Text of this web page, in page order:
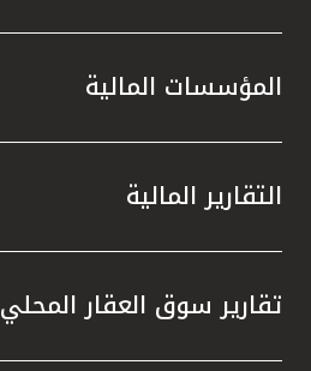
المؤسسات المالية
التقارير المالية
تقارير سوق العقار المحلي